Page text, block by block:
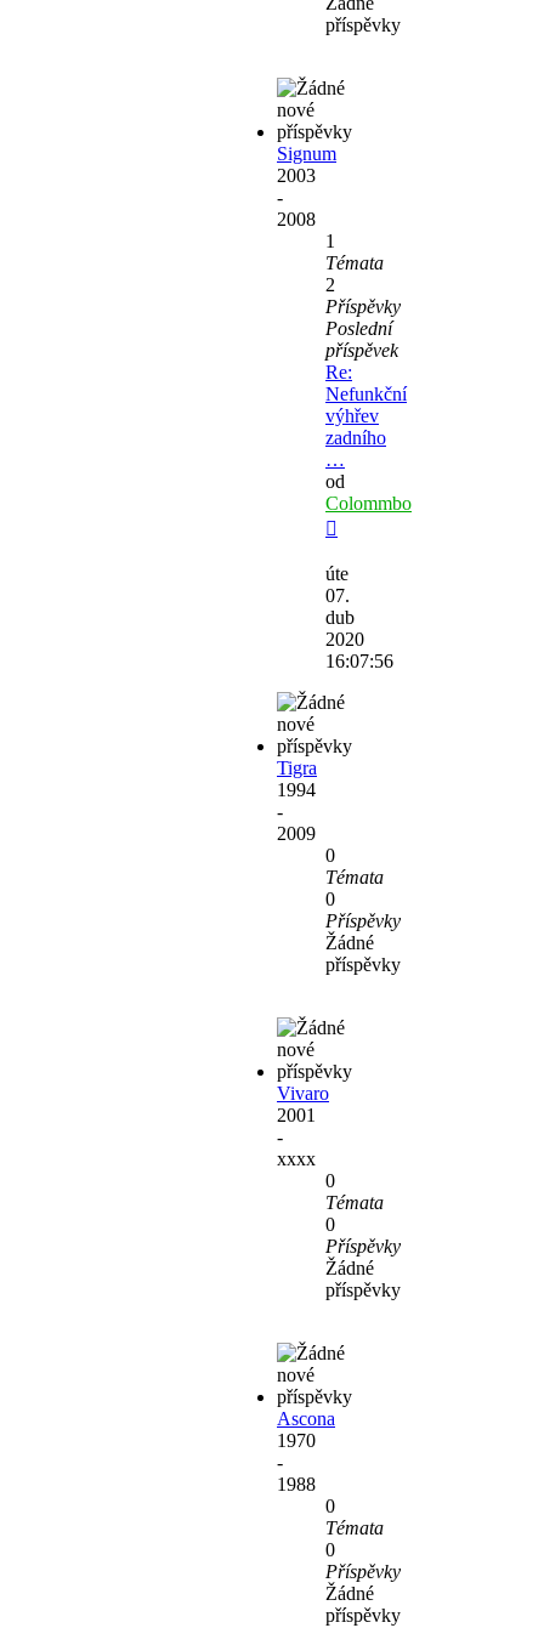
příspěvky
Signum
2003
-
2008
1
Témata
2
Příspěvky
Poslední
příspěvek
Re:
Nefunkční
výhřev
zadního
…
od
Colommbo
poslední
příspěvek
úte
07.
dub
2020
16:07:56
Tigra
1994
-
2009
0
Témata
0
Příspěvky
Žádné
příspěvky
Vivaro
2001
-
xxxx
0
Témata
0
Příspěvky
Žádné
příspěvky
Ascona
1970
-
1988
0
Témata
0
Příspěvky
Žádné
příspěvky